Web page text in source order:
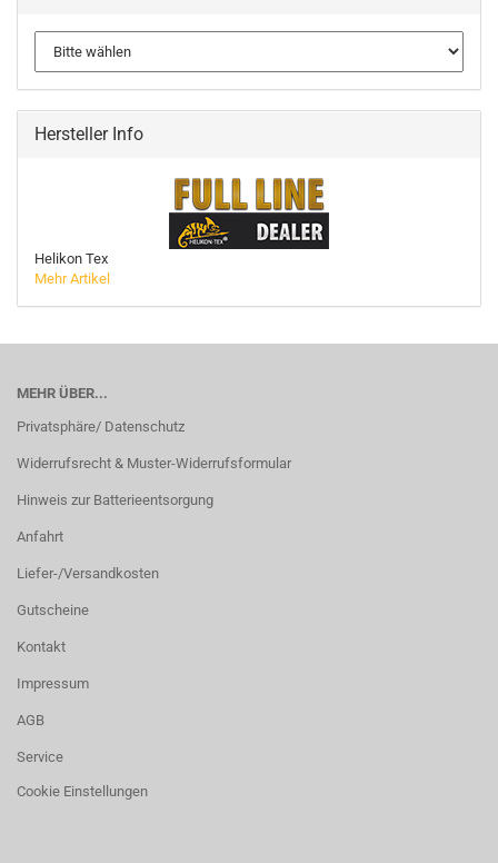
Hersteller Info
Helikon Tex
Mehr Artikel
MEHR ÜBER...
Privatsphäre/ Datenschutz
Widerrufsrecht & Muster-Widerrufsformular
Hinweis zur Batterieentsorgung
Anfahrt
Liefer-/Versandkosten
Gutscheine
Kontakt
Impressum
AGB
Service
Cookie Einstellungen